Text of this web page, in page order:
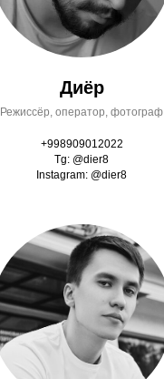
Диёр
Режиссёр, оператор, фотограф
+998909012022
Tg: @dier8
Instagram: @dier8